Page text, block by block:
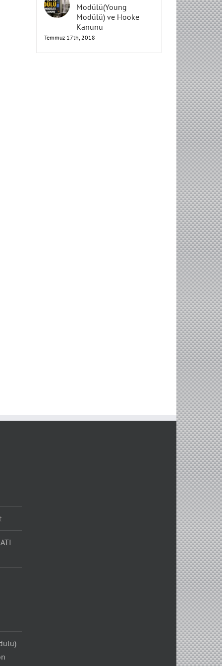
Elastisite
Modülü(Young
Modülü) ve Hooke